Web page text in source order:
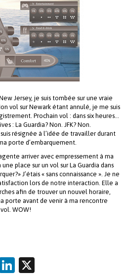
Jersey, je suis tombée sur une vraie
vol sur Newark étant annulé, je me suis
Prochain vol : dans six heures…
: La Guardia? Non. JFK? Non.
résignée à l’idée de travailler durant
porte d’embarquement.
arriver avec empressement à ma
place sur un vol sur La Guardia dans
J’étais « sans connaissance ». Je ne
lors de notre interaction. Elle a
afin de trouver un nouvel horaire,
porte avant de venir à ma rencontre
WOW!
Li